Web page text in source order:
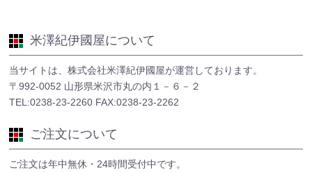
米澤紀伊國屋について
当サイトは、株式会社米澤紀伊國屋が運営しております。
〒992-0052 山形県米沢市丸の内１－６－２
TEL:0238-23-2260 FAX:0238-23-2262
ご注文について
ご注文は年中無休・24時間受付中です。